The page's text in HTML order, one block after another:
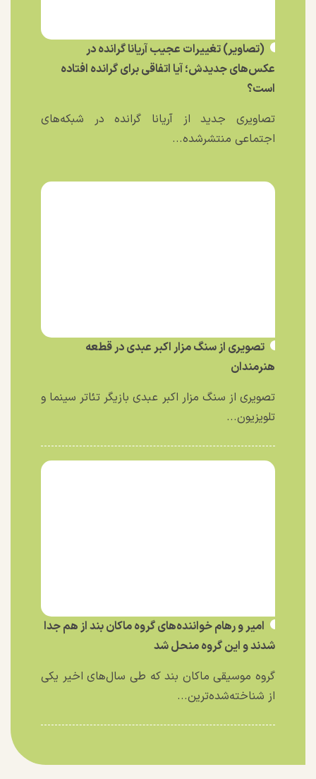
(تصاویر) تغییرات عجیب آریانا گرانده در
عکس‌های جدیدش؛ آیا اتفاقی برای گرانده افتاده
است؟
تصاویری جدید از آریانا گرانده در شبکه‌های
اجتماعی منتشرشده...
تصویری از سنگ مزار اکبر عبدی در قطعه
هنرمندان
تصویری از سنگ مزار اکبر عبدی بازیگر تئاتر سینما و
تلویزیون...
امیر و رهام خواننده‌های گروه ماکان بند از هم جدا
شدند و این گروه منحل شد
گروه موسیقی ماکان بند که طی سال‌های اخیر یکی
از شناخته‌شده‌ترین...